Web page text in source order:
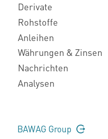
Derivate
Rohstoffe
Anleihen
Währungen & Zinsen
Nachrichten
Analysen
BAWAG Group